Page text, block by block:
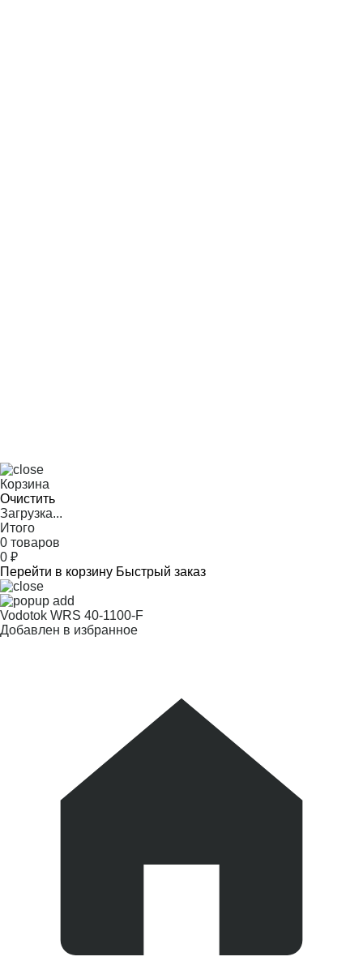
Корзина
Очистить
Загрузка...
Итого
0 товаров
0 ₽
Перейти в корзину Быстрый заказ
Vodotok WRS 40-1100-F
Добавлен в избранное